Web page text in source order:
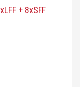
+ 8xSFF